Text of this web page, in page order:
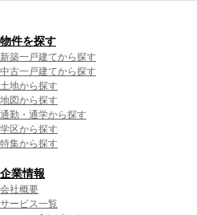
物件を探す
新築一戸建てから探す
中古一戸建てから探す
土地から探す
地図から探す
通勤・通学から探す
学区から探す
特集から探す
企業情報
会社概要
サービス一覧